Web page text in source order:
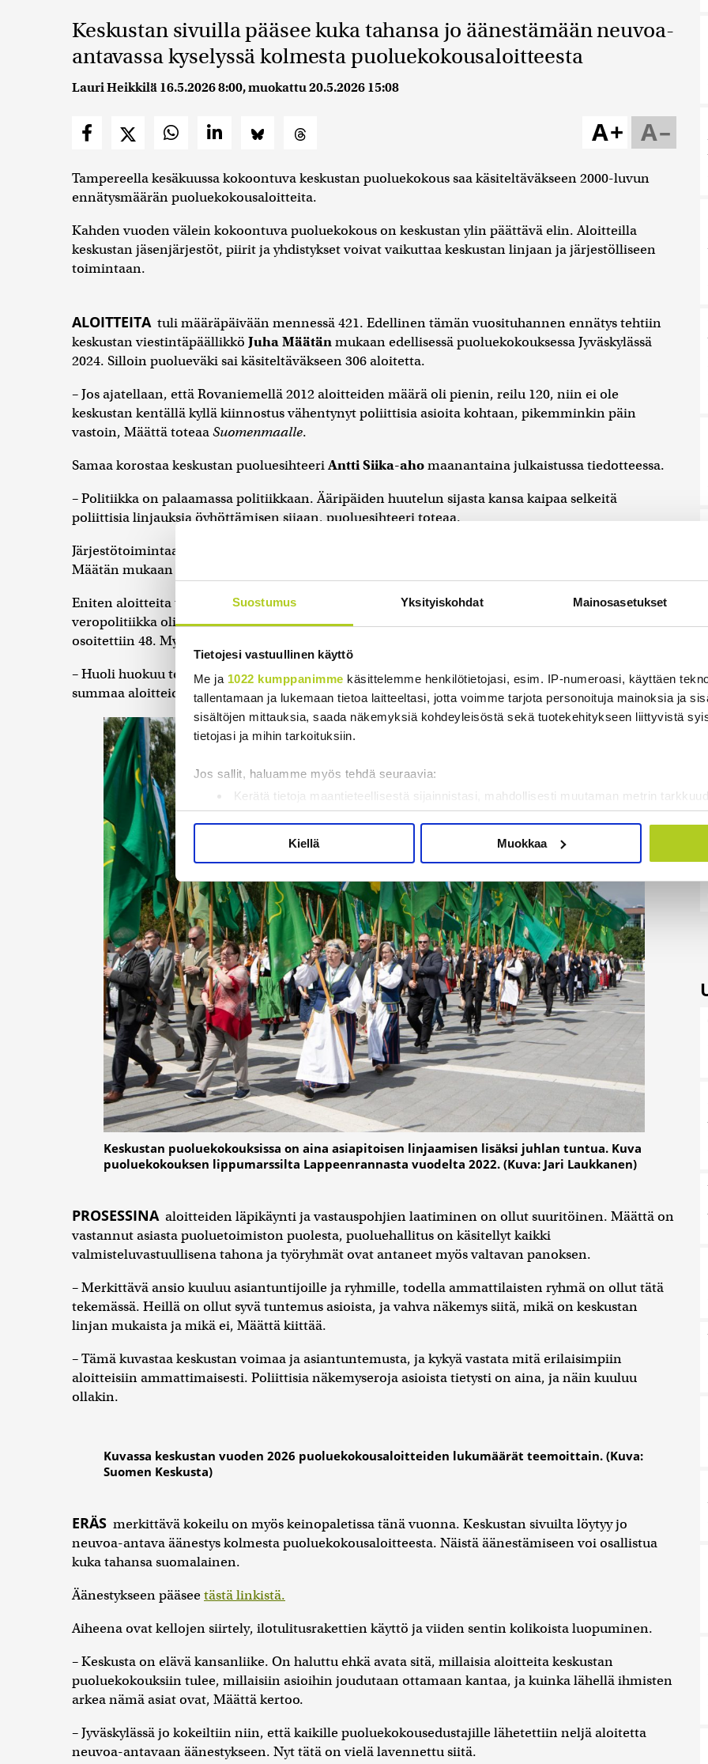
Suostumus Yksityiskohdat Mainosasetukset
Tietojesi vastuullinen käyttö
Me ja 1022 kumppanimme käsittelemme henkilötietojasi, esim. IP-numeroasi, käyttäen
tallentamaan ja lukemaan tietoa laitteeltasi, jotta voimme tarjota personoituja mainoksia ja
sisältöjen mittauksia, saada näkemyksiä kohdeyleisöstä sekä tuotekehitykseen liittyvistä
tietojasi ja mihin tarkoituksiin.
Jos sallit, haluamme myös tehdä seuraavia:
Kerätä tietoja maantieteellisestä sijainnistasi, mahdollisesti muutaman metrin
Tunnistaa laitteesi skannaamalla sen ominaispiirteitä aktiivisesti (sormenjäljen
Lue lisää siitä, miten henkilötietojasi käsitellään ja miten voit määrittää asetuksesi
Käytämme evästeitä tarjoamamme sisällön ja mainosten räätälöimiseen, sosiaalisen median
ja kävijämäärämme analysoimiseen. Lisäksi jaamme sosiaalisen median, mainosalan ja
kumppaneillemme tietoja siitä, miten käytät sivustoamme. Kumppanimme voivat yhdistää
olet antanut heille tai joita on kerätty, kun olet käyttänyt heidän palvelujaan. Tietoja saatetaan
Kiellä Muokkaa
Keskustan sivuilla pääsee kuka tahansa jo äänestämään neuvoa-
antavassa kyselyssä kolmesta puoluekokousaloitteesta
Lauri Heikkilä 16.5.2026 8:00, muokattu20.5.2026 15:08
A–
A+
Tampereella kesäkuussa kokoontuva keskustan puoluekokous saa käsiteltäväkseen 2000-luvun
ennätysmäärän puoluekokousaloitteita.
Kahden vuoden välein kokoontuva puoluekokous on keskustan ylin päättävä elin. Aloitteilla
keskustan jäsenjärjestöt, piirit ja yhdistykset voivat vaikuttaa keskustan linjaan ja järjestölliseen
toimintaan.
ALOITTEITA tuli määräpäivään mennessä 421. Edellinen tämän vuosituhannen ennätys tehtiin
keskustan viestintäpäällikkö Juha Määtänmukaan edellisessä puoluekokouksessa Jyväskylässä
2024. Silloin puolueväki sai käsiteltäväkseen 306 aloitetta.
– Jos ajatellaan, että Rovaniemellä 2012 aloitteiden määrä oli pienin, reilu 120, niin ei ole
keskustan kentällä kyllä kiinnostus vähentynyt poliittisia asioita kohtaan, pikemminkin päin
vastoin, Määttä toteaaSuomenmaalle.
Samaa korostaa keskustan puoluesihteeriAntti Siika-ahomaanantaina julkaistussa tiedotteessa.
– Politiikka on palaamassa politiikkaan. Ääripäiden huutelun sijasta kansa kaipaa selkeitä
poliittisia linjauksia öyhöttämisen sijaan, puoluesihteeri toteaa.
Järjestötoimintaan, viestintään ja poliittiseen toimintaan liittyviä aloitteita tuli viestintäpäällikkö
Määtän mukaan tavallista vähemmän. Tämä vain korostaa poliittisten sisältöjen suurta määrää.
Eniten aloitteita tuli liittyen sosiaali- ja terveyspalveluihin sekä hyvinvointialueisiin, 64. Talous- ja
veropolitiikka oli toiseksi suosituin aihealue, näihin liittyviä aloitteita puoluekokoukselle
osoitettiin 48. Myös sosiaaliturva, etuudet ja perhepolitiikka -teema oli suosittu 38 aloitteella.
– Huoli huokuu terveyspalveluiden tulevaisuudesta ja Suomen talouden kantokyvystä, Määttä
summaa aloitteiden yleisimpiä sisältöjä.
Keskustan puoluekokouksissa on aina asiapitoisen linjaamisen lisäksi juhlan tuntua. Kuva
puoluekokouksen lippumarssilta Lappeenrannasta vuodelta 2022. (Kuva: Jari Laukkanen)
PROSESSINA aloitteiden läpikäynti ja vastauspohjien laatiminen on ollut suuritöinen. Määttä on
vastannut asiasta puoluetoimiston puolesta, puoluehallitus on käsitellyt kaikki
valmisteluvastuullisena tahona ja työryhmät ovat antaneet myös valtavan panoksen.
– Merkittävä ansio kuuluu asiantuntijoille ja ryhmille, todella ammattilaisten ryhmä on ollut tätä
tekemässä. Heillä on ollut syvä tuntemus asioista, ja vahva näkemys siitä, mikä on keskustan
linjan mukaista ja mikä ei, Määttä kiittää.
– Tämä kuvastaa keskustan voimaa ja asiantuntemusta, ja kykyä vastata mitä erilaisimpiin
aloitteisiin ammattimaisesti. Poliittisia näkemyseroja asioista tietysti on aina, ja näin kuuluu
ollakin.
Kuvassa keskustan vuoden 2026 puoluekokousaloitteiden lukumäärät teemoittain. (Kuva:
Suomen Keskusta)
ERÄS merkittävä kokeilu on myös keinopaletissa tänä vuonna. Keskustan sivuilta löytyy jo
neuvoa-antava äänestys kolmesta puoluekokousaloitteesta. Näistä äänestämiseen voi osallistua
kuka tahansa suomalainen.
Äänestykseen pääseetästä linkistä.
Aiheena ovat kellojen siirtely, ilotulitusrakettien käyttö ja viiden sentin kolikoista luopuminen.
– Keskusta on elävä kansanliike. On haluttu ehkä avata sitä, millaisia aloitteita keskustan
puoluekokouksiin tulee, millaisiin asioihin joudutaan ottamaan kantaa, ja kuinka lähellä ihmisten
arkea nämä asiat ovat, Määttä kertoo.
– Jyväskylässä jo kokeiltiin niin, että kaikille puoluekokousedustajille lähetettiin neljä aloitetta
neuvoa-antavaan äänestykseen. Nyt tätä on vielä lavennettu siitä.